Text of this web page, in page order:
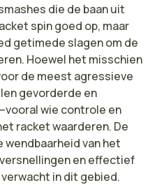
die de baan uit
spin goed op, maar
getimede slagen om de
Hoewel het misschien
de meest agressieve
gevorderde en
wie controle en
racket waarderen. De
van het
en effectief
in dit gebied.